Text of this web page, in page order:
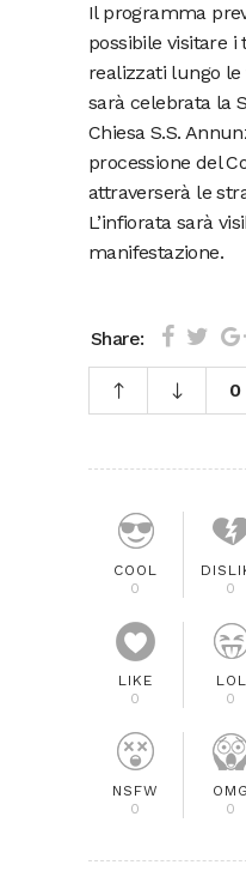
Il programma
possibile visitare
realizzati lungo le
sarà celebrata la
Chiesa S.S.
processione del
attraverserà le
L’infiorata sarà
manifestazione.
Share:
0
COOL
0
0
LIKE
0
LOL
0
NSFW
0
OMG
0